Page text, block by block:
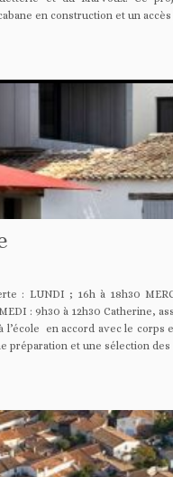
en construction et un
: LUNDI ; 16h à 18h30
: 9h30 à 12h30 Catherine,
en accord avec le corps
préparation et une sélection des